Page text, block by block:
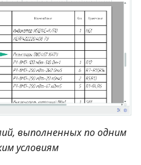
выполненных по одним
условиям